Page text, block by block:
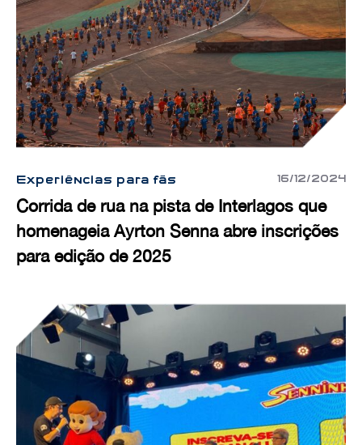
Experiências para fãs 16/12/2024
Corrida de rua na pista de Interlagos que
homenageia Ayrton Senna abre inscrições
para edição de 2025